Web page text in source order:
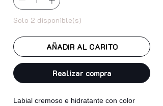
Solo 2 disponible(s)
AÑADIR AL CARITO
Realizar compra
Labial cremoso e hidratante con color